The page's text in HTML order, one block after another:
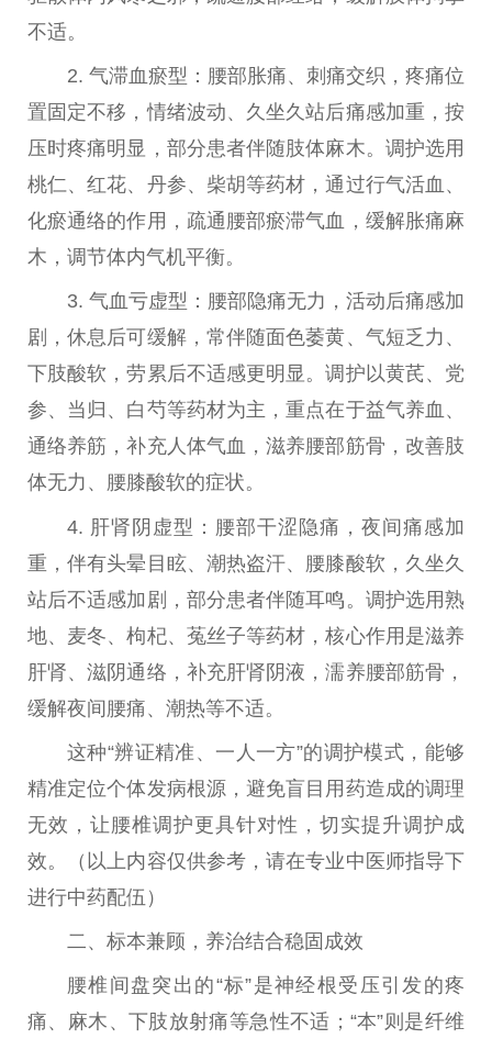
不适。
2. 气滞血瘀型：腰部胀痛、刺痛交织，疼痛位
置固定不移，情绪波动、久坐久站后痛感加重，按
压时疼痛明显，部分患者伴随肢体麻木。调护选用
桃仁、红花、丹参、柴胡等药材，通过行气活血、
化瘀通络的作用，疏通腰部瘀滞气血，缓解胀痛麻
木，调节体内气机平衡。
3. 气血亏虚型：腰部隐痛无力，活动后痛感加
剧，休息后可缓解，常伴随面色萎黄、气短乏力、
下肢酸软，劳累后不适感更明显。调护以黄芪、党
参、当归、白芍等药材为主，重点在于益气养血、
通络养筋，补充人体气血，滋养腰部筋骨，改善肢
体无力、腰膝酸软的症状。
4. 肝肾阴虚型：腰部干涩隐痛，夜间痛感加
重，伴有头晕目眩、潮热盗汗、腰膝酸软，久坐久
站后不适感加剧，部分患者伴随耳鸣。调护选用熟
地、麦冬、枸杞、菟丝子等药材，核心作用是滋养
肝肾、滋阴通络，补充肝肾阴液，濡养腰部筋骨，
缓解夜间腰痛、潮热等不适。
这种“辨证精准、一人一方”的调护模式，能够
精准定位个体发病根源，避免盲目用药造成的调理
无效，让腰椎调护更具针对性 ，切实提升调护成
效。（以上内容仅供参考，请在专业中医师指导下
进行中药配伍）
二、标本兼顾，养治结合稳固成效
腰椎间盘突出的“标”是神经根受压引发的疼
痛、麻木、下肢放射痛等急性不适；“本”则是纤维